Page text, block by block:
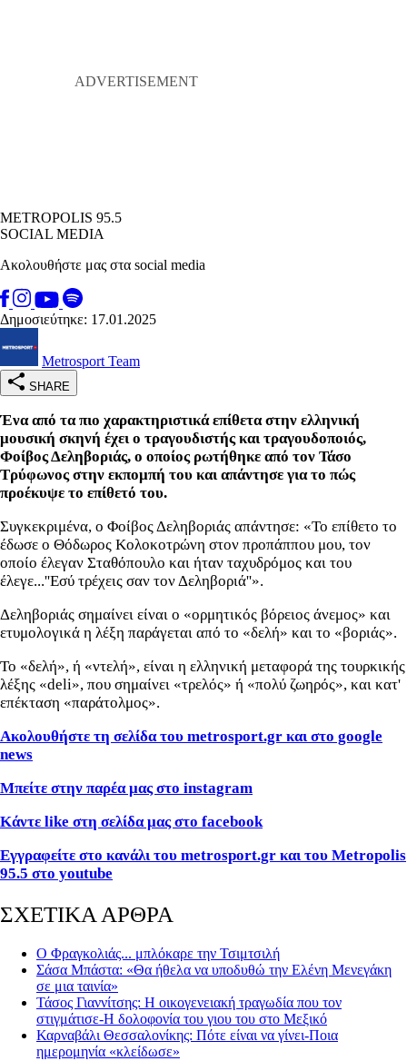
METROPOLIS 95.5
SOCIAL MEDIA
Ακολουθήστε μας στα social media
Δημοσιεύτηκε: 17.01.2025
Metrosport Team
SHARE
Ένα από τα πιο χαρακτηριστικά επίθετα στην ελληνική
μουσική σκηνή έχει ο τραγουδιστής και τραγουδοποιός,
Φοίβος Δεληβοριάς, ο οποίος ρωτήθηκε από τον Τάσο
Τρύφωνος στην εκπομπή του και απάντησε για το πώς
προέκυψε το επίθετό του.
Συγκεκριμένα, ο Φοίβος Δεληβοριάς απάντησε: «Το επίθετο το
έδωσε ο Θόδωρος Κολοκοτρώνη στον προπάππου μου, τον
οποίο έλεγαν Σταθόπουλο και ήταν ταχυδρόμος και του
έλεγε...''Εσύ τρέχεις σαν τον Δεληβοριά''».
Δεληβοριάς σημαίνει είναι ο «ορμητικός βόρειος άνεμος» και
ετυμολογικά η λέξη παράγεται από το «δελή» και το «βοριάς».
Το «δελή», ή «ντελή», είναι η ελληνική μεταφορά της τουρκικής
λέξης «deli», που σημαίνει «τρελός» ή «πολύ ζωηρός», και κατ'
επέκταση «παράτολμος».
Ακολουθήστε τη σελίδα του metrosport.gr και στο google
news
Μπείτε στην παρέα μας στο instagram
Κάντε like στη σελίδα μας στο facebook
Εγγραφείτε στο κανάλι του metrosport.gr και του Metropolis
95.5 στο youtube
ΣΧΕΤΙΚΑ ΑΡΘΡΑ
Ο Φραγκολιάς... μπλόκαρε την Τσιμτσιλή
Σάσα Μπάστα: «Θα ήθελα να υποδυθώ την Ελένη Μενεγάκη
σε μια ταινία»
Τάσος Γιαννίτσης: Η οικογενειακή τραγωδία που τον
στιγμάτισε-Η δολοφονία του γιου του στo Μεξικό
Καρναβάλι Θεσσαλονίκης: Πότε είναι να γίνει-Ποια
ημερομηνία «κλείδωσε»